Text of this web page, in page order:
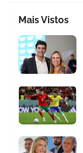
Mais Vistos